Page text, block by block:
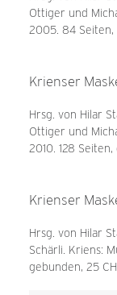
Ottiger und
2005. 84 Seiten,
Krienser
Hrsg. von Hilar
Ottiger und
2010. 128
Krienser
Hrsg. von Hilar
Schärli. Kriens:
gebunden, 25